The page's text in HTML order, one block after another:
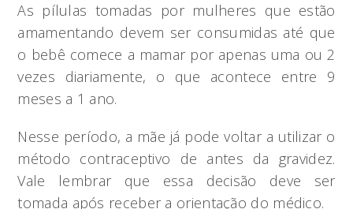
As pílulas tomadas por mulheres que estão
amamentando devem ser consumidas até que
o bebê comece a mamar por apenas uma ou 2
vezes diariamente, o que acontece entre 9
meses a 1 ano.
Nesse período, a mãe já pode voltar a utilizar o
método contraceptivo de antes da gravidez.
Vale lembrar que essa decisão deve ser
tomada após receber a orientação do médico.